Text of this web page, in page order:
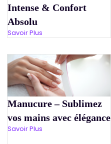
Intense & Confort
Absolu
Savoir Plus
Manucure – Sublimez
vos mains avec élégance
Savoir Plus